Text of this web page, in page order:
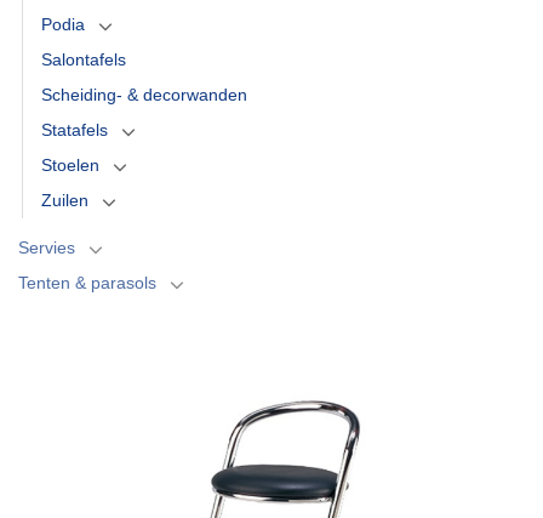
Podia
Salontafels
Scheiding- & decorwanden
Statafels
Stoelen
Zuilen
Servies
Tenten & parasols